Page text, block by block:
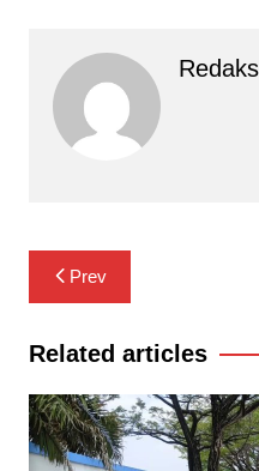
Navigasi
pos
Prev
Related articles